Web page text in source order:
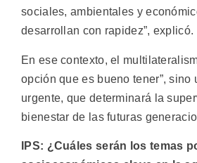
sociales, ambientales y
desarrollan con rapidez”, explicó.
En ese contexto, el
opción que es bueno tener”, sino
urgente, que determinará la
bienestar de las futuras
IPS: ¿Cuáles serán los temas